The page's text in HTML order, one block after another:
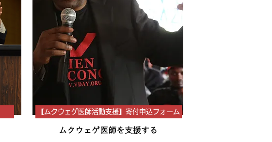
【ムクウェゲ医師活動支援】寄付申込フォーム
ムクウェゲ医師を支援する